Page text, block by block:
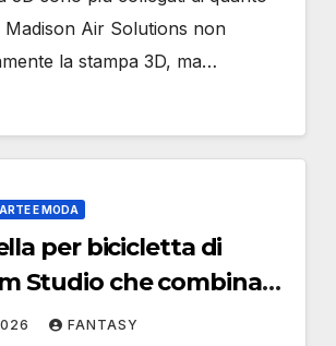
Madison Air Solutions non
la stampa 3D, ma…
ARTE E MODA
per bicicletta di
Studio che combina
pelle cucita a mano
FANTASY